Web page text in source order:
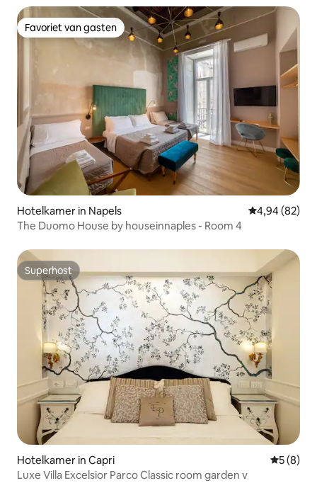
Favoriet van gasten
Favoriet van gasten
Hotelkamer in Napels Gemiddelde
4,94 (82)
The Duomo House by houseinnaples - Room 4
Superhost
Superhost
Hotelkamer in Capri
5 (8)
Luxe Villa Excelsior Parco Classic room garden v